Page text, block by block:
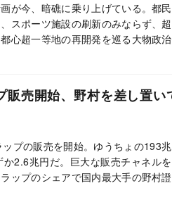
が今、暗礁に乗り上げている。都
スポーツ施設の刷新のみならず、
心超一等地の再開発を巡る大物政
販売開始、野村を差し置い
プの販売を開始。ゆうちょの193
2.6兆円だ。巨大な販売チャネル
ップのシェアで国内最大手の野村